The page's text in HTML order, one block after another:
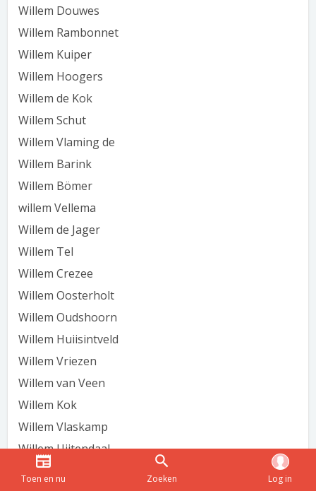
Willem Douwes
Willem Rambonnet
Willem Kuiper
Willem Hoogers
Willem de Kok
Willem Schut
Willem Vlaming de
Willem Barink
Willem Bömer
willem Vellema
Willem de Jager
Willem Tel
Willem Crezee
Willem Oosterholt
Willem Oudshoorn
Willem Huiisintveld
Willem Vriezen
Willem van Veen
Willem Kok
Willem Vlaskamp
Willem Uijtendaal
willem woudstra
Toen en nu Zoeken Log in